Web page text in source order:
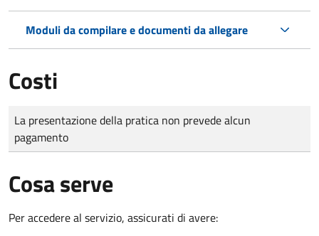
Moduli da compilare e documenti da allegare
Costi
Tipo di pagamento
Importo
La presentazione della pratica non prevede alcun
pagamento
Cosa serve
Per accedere al servizio, assicurati di avere: